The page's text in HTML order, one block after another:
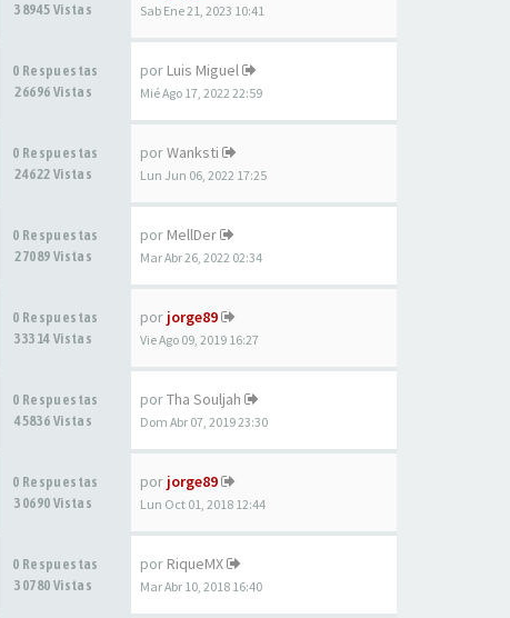
38945 Vistas
Sab Ene 21, 2023 10:41
0 Respuestas
26696 Vistas
por Luis Miguel
Mié Ago 17, 2022 22:59
0 Respuestas
24622 Vistas
porWanksti
Lun Jun 06, 2022 17:25
0 Respuestas
27089 Vistas
por MellDer
Mar Abr 26, 2022 02:34
0 Respuestas
33314 Vistas
por jorge89
Vie Ago 09, 2019 16:27
0 Respuestas
45836 Vistas
porTha Souljah
Dom Abr 07, 2019 23:30
0 Respuestas
30690 Vistas
por jorge89
Lun Oct 01, 2018 12:44
0 Respuestas
30780 Vistas
por RiqueMX
Mar Abr 10, 2018 16:40